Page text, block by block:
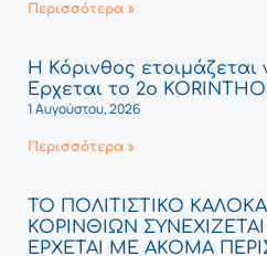
Περισσότερα »
Η Κόρινθος ετοιμάζεται
Έρχεται το 2ο
1 Αυγούστου, 2026
Περισσότερα »
ΤΟ ΠΟΛΙΤΙΣΤΙΚΟ
ΚΟΡΙΝΘΙΩΝ
ΕΡΧΕΤΑΙ ΜΕ ΑΚΟΜΑ